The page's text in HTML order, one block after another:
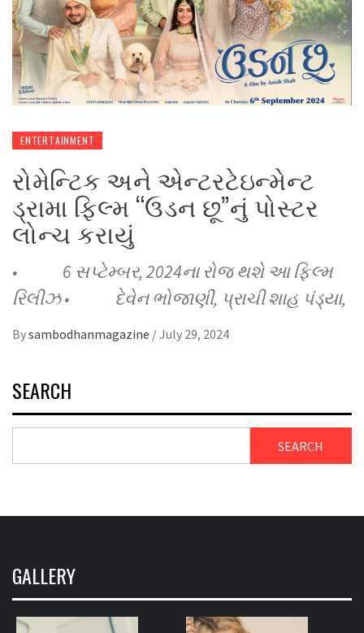
ENTERTAINMENT
રોમેન્ટિક અને એન્ટરટેઇન્મેન્ટ
ડ્રામા ફિલ્મ “ઉડન છૂ”નું પોસ્ટર
લોન્ચ કરાયું
• 6 સપ્ટેમ્બર, 2024ના રોજ થશે આ ફિલ્મ
રિલીઝ • દેવેન ભોજાણી, પ્રાચી શાહ પંડ્યા,
Bysambodhanmagazine /July 29, 2024
SEARCH
SEARCH
GALLERY